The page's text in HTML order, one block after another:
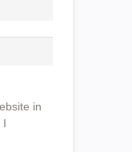
in
I